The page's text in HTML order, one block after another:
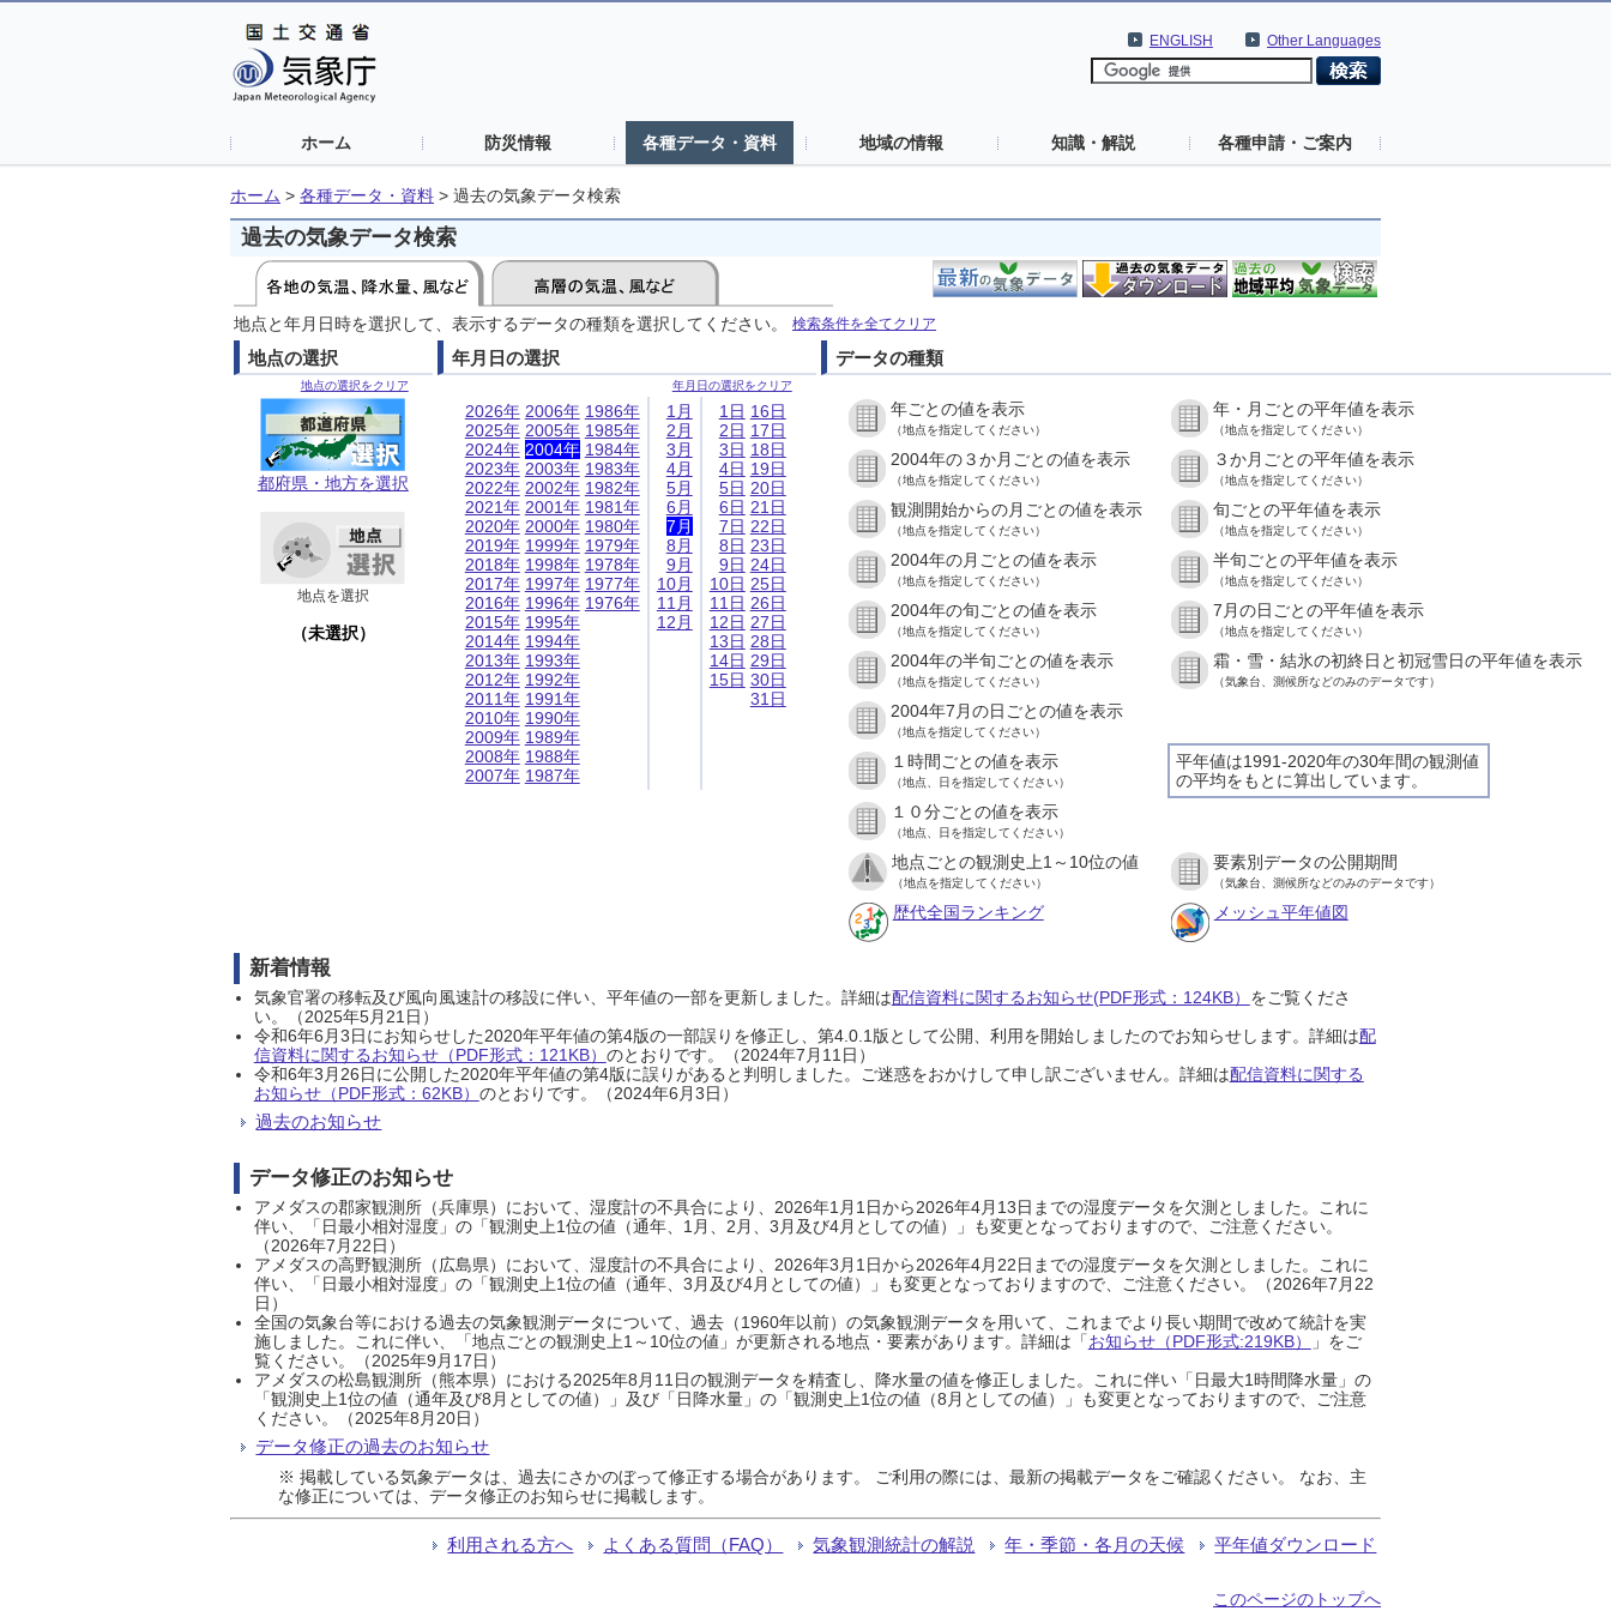
Other Languages
ENGLISH
ホーム 防災情報 各種データ・資料 地域の情報 知識・解説 各種申請・ご案内
ホーム > 各種データ・資料 > 過去の気象データ検索
過去の気象データ検索
地点と年月日時を選択して、表示するデータの種類を選択してください。 検索条件を全てクリア
地点の選択
地点の選択をクリア
都府県・地方を選択
地点を選択
（未選択）
年月日の選択
年月日の選択をクリア
2026年
2025年
2024年
2023年
2022年
2021年
2020年
2019年
2018年
2017年
2016年
2015年
2014年
2013年
2012年
2011年
2010年
2009年
2008年
2007年
2006年
2005年
2004年
2003年
2002年
2001年
2000年
1999年
1998年
1997年
1996年
1995年
1994年
1993年
1992年
1991年
1990年
1989年
1988年
1987年
1986年
1985年
1984年
1983年
1982年
1981年
1980年
1979年
1978年
1977年
1976年
1月
2月
3月
4月
5月
6月
7月
8月
9月
10月
11月
12月
1日
2日
3日
4日
5日
6日
7日
8日
9日
10日
11日
12日
13日
14日
15日
16日
17日
18日
19日
20日
21日
22日
23日
24日
25日
26日
27日
28日
29日
30日
31日
データの種類
年ごとの値を表示
（地点を指定してください）
年・月ごとの平年値を表示
（地点を指定してください）
2004年の３か月ごとの値を表示
（地点を指定してください）
３か月ごとの平年値を表示
（地点を指定してください）
観測開始からの月ごとの値を表示
（地点を指定してください）
旬ごとの平年値を表示
（地点を指定してください）
2004年の月ごとの値を表示
（地点を指定してください）
半旬ごとの平年値を表示
（地点を指定してください）
2004年の旬ごとの値を表示
（地点を指定してください）
7月の日ごとの平年値を表示
（地点を指定してください）
2004年の半旬ごとの値を表示
（地点を指定してください）
霜・雪・結氷の初終日と初冠雪日の平年値を表示
（気象台、測候所などのみのデータです）
2004年7月の日ごとの値を表示
（地点を指定してください）
平年値は1991-2020年の30年間の観測値
の平均をもとに算出しています。
１時間ごとの値を表示
（地点、日を指定してください）
１０分ごとの値を表示
（地点、日を指定してください）
地点ごとの観測史上1～10位の値
（地点を指定してください）
要素別データの公開期間
（気象台、測候所などのみのデータです）
歴代全国ランキング メッシュ平年値図
新着情報
気象官署の移転及び風向風速計の移設に伴い、平年値の一部を更新しました。詳細は配信資料に関するお知らせ(PDF形式：124KB） をご覧くださ
い。（2025年5月21日）
令和6年6月3日にお知らせした2020年平年値の第4版の一部誤りを修正し、第4.0.1版として公開、利用を開始しましたのでお知らせします。詳細は配
信資料に関するお知らせ（PDF形式：121KB） のとおりです。（2024年7月11日）
令和6年3月26日に公開した2020年平年値の第4版に誤りがあると判明しました。ご迷惑をおかけして申し訳ございません。詳細は配信資料に関する
お知らせ（PDF形式：62KB） のとおりです。（2024年6月3日）
過去のお知らせ
データ修正のお知らせ
アメダスの郡家観測所（兵庫県）において、湿度計の不具合により、2026年1月1日から2026年4月13日までの湿度データを欠測としました。これに
伴い、「日最小相対湿度」の「観測史上1位の値（通年、1月、2月、3月及び4月としての値）」も変更となっておりますので、ご注意ください。
（2026年7月22日）
アメダスの高野観測所（広島県）において、湿度計の不具合により、2026年3月1日から2026年4月22日までの湿度データを欠測としました。これに
伴い、「日最小相対湿度」の「観測史上1位の値（通年、3月及び4月としての値）」も変更となっておりますので、ご注意ください。（2026年7月22
日）
全国の気象台等における過去の気象観測データについて、過去（1960年以前）の気象観測データを用いて、これまでより長い期間で改めて統計を実
施しました。これに伴い、「地点ごとの観測史上1～10位の値」が更新される地点・要素があります。詳細は「お知らせ（PDF形式:219KB）
」をご
覧ください。（2025年9月17日）
アメダスの松島観測所（熊本県）における2025年8月11日の観測データを精査し、降水量の値を修正しました。これに伴い「日最大1時間降水量」の
「観測史上1位の値（通年及び8月としての値）」及び「日降水量」の「観測史上1位の値（8月としての値）」も変更となっておりますので、ご注意
ください。（2025年8月20日）
データ修正の過去のお知らせ
※ 掲載している気象データは、過去にさかのぼって修正する場合があります。 ご利用の際には、最新の掲載データをご確認ください。 なお、主
な修正については、データ修正のお知らせに掲載します。
利用される方へ よくある質問（FAQ） 気象観測統計の解説 年・季節・各月の天候 平年値ダウンロード
このページのトップへ